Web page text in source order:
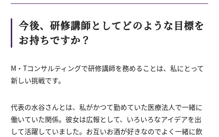
今後、研修講師としてどのような目標を
お持ちですか？
M・Tコンサルティングで研修講師を務めることは、私にとって
新しい挑戦です。
代表の水谷さんとは、私がかつて勤めていた医療法人で一緒に
働いていた関係。彼女は広報として、いろいろなアイデアを出
して活躍していました。お互いお酒が好きなのでよく一緒に飲